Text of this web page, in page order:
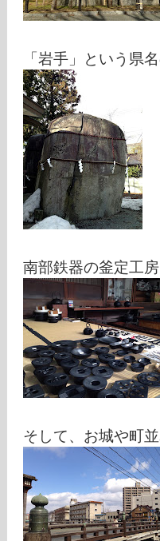
「岩手」という県
南部鉄器の釜定工
そして、お城や町